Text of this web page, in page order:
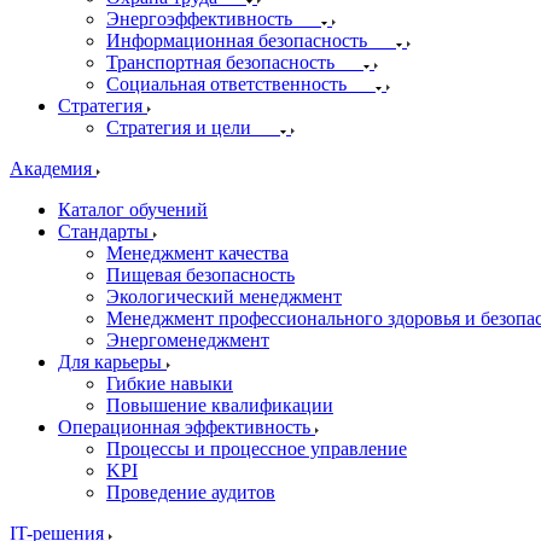
Энергоэффективность
Информационная безопасность
Транспортная безопасность
Социальная ответственность
Стратегия
Стратегия и цели
Академия
Каталог обучений
Стандарты
Менеджмент качества
Пищевая безопасность
Экологический менеджмент
Менеджмент профессионального здоровья и
Энергоменеджмент
Для карьеры
Гибкие навыки
Повышение квалификации
Операционная эффективность
Процессы и процессное управление
KPI
Проведение аудитов
IT-решения